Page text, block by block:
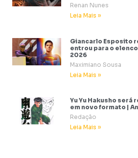
Renan Nunes
Leia Mais »
Giancarlo Esposito
entrou para o
2026
Maximiano Sousa
Leia Mais »
Yu Yu Hakusho será
em novo formato |
Redação
Leia Mais »